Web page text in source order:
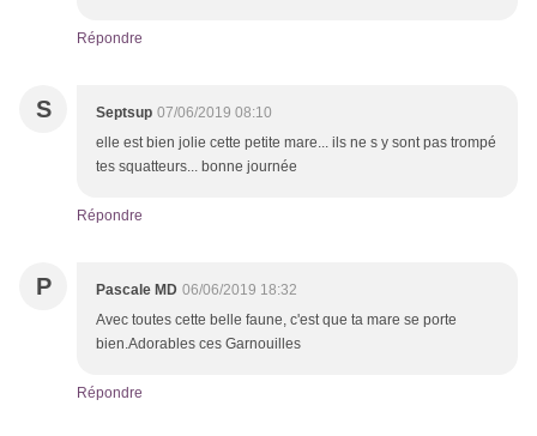
Répondre
S Septsup 07/06/2019 08:10
elle est bien jolie cette petite mare... ils ne s y sont pas trompé
tes squatteurs... bonne journée
Répondre
P Pascale MD 06/06/2019 18:32
Avec toutes cette belle faune, c'est que ta mare se porte
bien.Adorables ces Garnouilles
Répondre